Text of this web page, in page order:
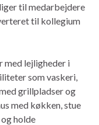
til medarbejdere
til kollegium
med lejligheder i
som vaskeri,
grillpladser og
med køkken, stue
holde